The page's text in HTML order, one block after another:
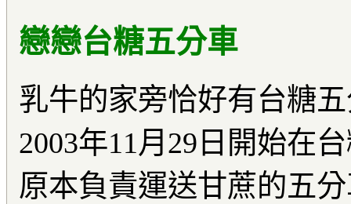
戀戀台糖五分車
乳牛的家旁恰好有台糖
2003年11月29日開始在
原本負責運送甘蔗的五